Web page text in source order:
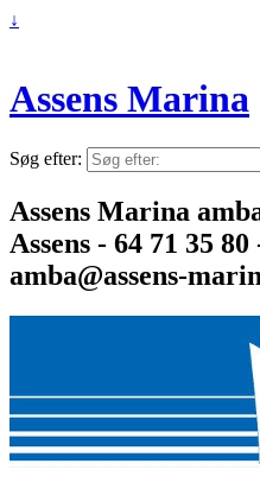
↓
Assens Marina
Søg efter:
Assens Marina
Assens - 64 71 35
amba@assens-